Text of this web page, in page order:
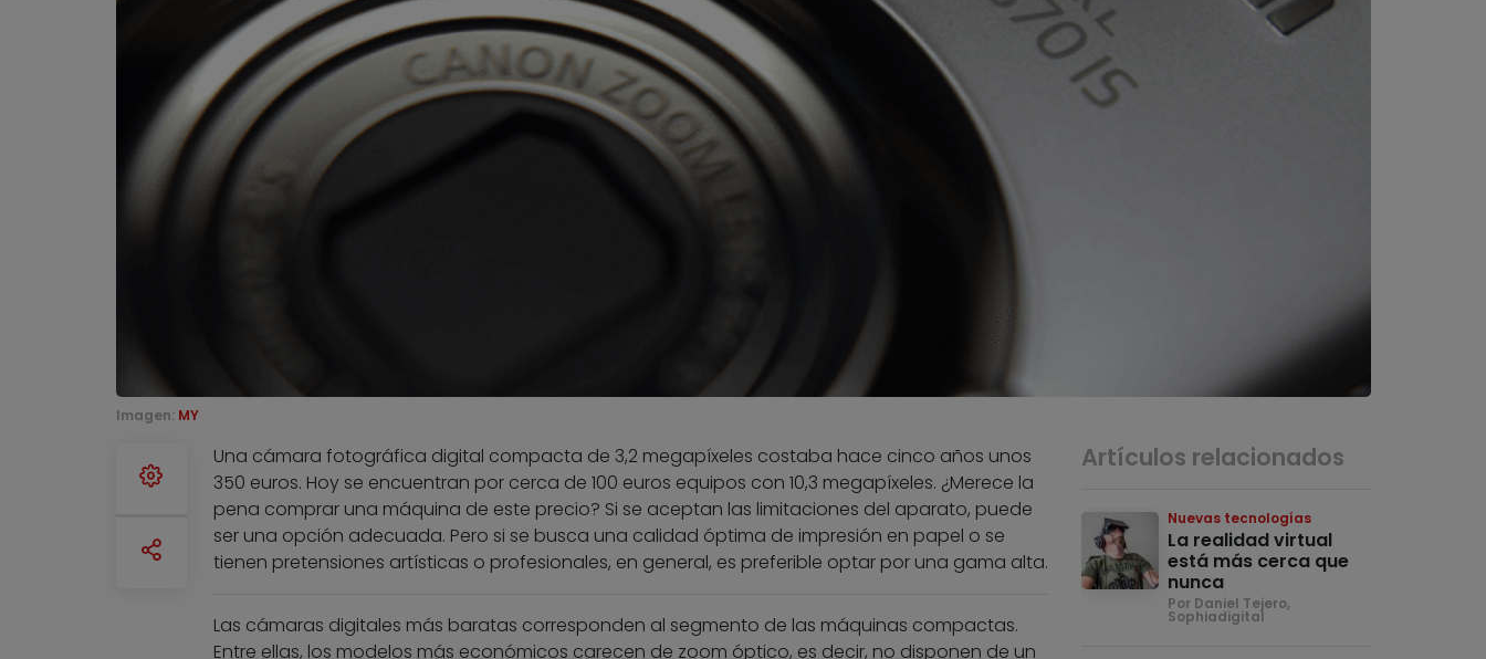
Imagen: MY
Una cámara fotográfica digital compacta de 3,2 megapíxeles costaba hace cinco años unos
350 euros. Hoy se encuentran por cerca de 100 euros equipos con 10,3 megapíxeles. ¿Merece la
pena comprar una máquina de este precio? Si se aceptan las limitaciones del aparato, puede
ser una opción adecuada. Pero si se busca una calidad óptima de impresión en papel o se
tienen pretensiones artísticas o profesionales, en general, es preferible optar por una gama alta.
Las cámaras digitales más baratas corresponden al segmento de las máquinas compactas.
Entre ellas, los modelos más económicos carecen de zoom óptico, es decir, no disponen de un
Artículos relacionados
Nuevas tecnologías
La realidad virtual
está más cerca que
nunca
Por Daniel Tejero,
Sophiadigital